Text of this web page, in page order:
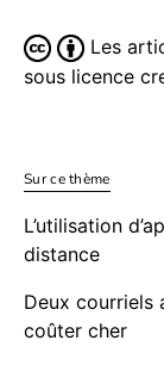
Les
sous licence
Sur ce thème
L’utilisation
distance
Deux courriels
coûter cher